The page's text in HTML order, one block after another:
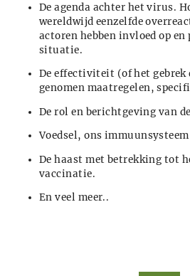
De agenda achter het virus.
wereldwijd eenzelfde
actoren hebben invloed op en
situatie.
De effectiviteit (of het gebrek
genomen maatregelen,
De rol en berichtgeving van
Voedsel, ons
De haast met betrekking tot
vaccinatie.
En veel meer..